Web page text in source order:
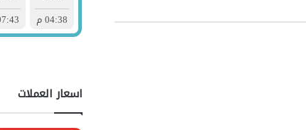
اسعار العملات